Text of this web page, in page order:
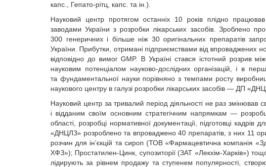
капс., Гепато-рітц, капс. та ін.).
Науковий центр протягом останніх 10 років плідно
заводами України з розробки лікарських засобів. Зроблено
300 генеричних і більше ніж 30 оригінальних препаратів
України. Прибутки, отримані підприємствами від впроваджених
відповідно до вимог GMP. В Україні стався істотний розрив
науковим потенціалом науково-дослідних організацій, і в
та фундаментальної науки порівняно з темпами росту
наукового центру в галузі розробки лікарських засобів — ДП
Науковий центр за тривалий період діяльності не раз змінював
і відданим своїм основним стратегічним напрямкам —
області, розробці нормативної документації, підготовці
«ДНЦЛЗ» розроблено та впроваджено 40 препаратів, з них 11
розчин для ін’єкцій та сироп (ТОВ «Фармацевтична компанія
ХФЗ»); Простатилен-Цинк, супозиторії (ЗАТ «Лекхім-Харків»)
лідирують за рівнем продажу та ступенем популярності,